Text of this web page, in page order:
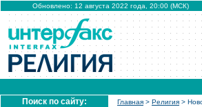
Обновлено: 12 августа 2022 года, 20:00 (МСК)
Поиск по сайту: Главная > Религия >